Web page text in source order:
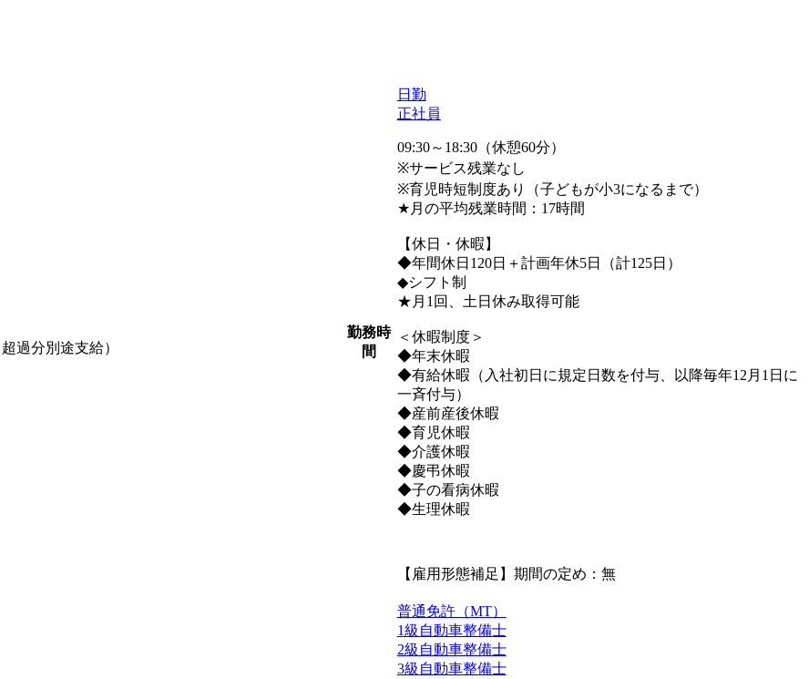
過分別途支給）
勤務時
間
日勤
正社員
09:30～18:30（休憩60分）
※サービス残業なし
※育児時短制度あり（子どもが小3になるまで）
★月の平均残業時間：17時間
【休日・休暇】
◆年間休日120日＋計画年休5日（計125日）
◆シフト制
★月1回、土日休み取得可能
＜休暇制度＞
◆年末休暇
◆有給休暇（入社初日に規定日数を付与、以降毎年12月1日に
一斉付与）
◆産前産後休暇
◆育児休暇
◆介護休暇
◆慶弔休暇
◆子の看病休暇
◆生理休暇
【雇用形態補足】期間の定め：無
普通免許（MT）
1級自動車整備士
2級自動車整備士
3級自動車整備士